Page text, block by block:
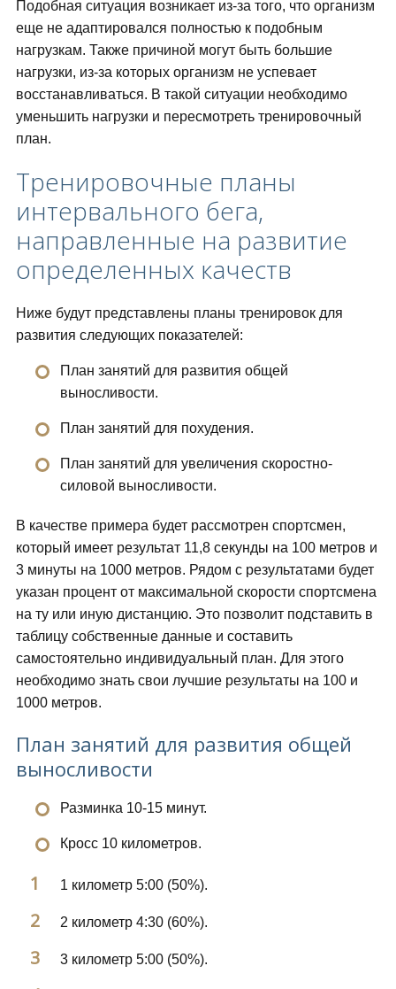
Подобная ситуация возникает из-за того, что организм
еще не адаптировался полностью к подобным
нагрузкам. Также причиной могут быть большие
нагрузки, из-за которых организм не успевает
восстанавливаться. В такой ситуации необходимо
уменьшить нагрузки и пересмотреть тренировочный
план.
Тренировочные планы
интервального бега,
направленные на развитие
определенных качеств
Ниже будут представлены планы тренировок для
развития следующих показателей:
План занятий для развития общей
выносливости.
План занятий для похудения.
План занятий для увеличения скоростно-
силовой выносливости.
В качестве примера будет рассмотрен спортсмен,
который имеет результат 11,8 секунды на 100 метров и
3 минуты на 1000 метров. Рядом с результатами будет
указан процент от максимальной скорости спортсмена
на ту или иную дистанцию. Это позволит подставить в
таблицу собственные данные и составить
самостоятельно индивидуальный план. Для этого
необходимо знать свои лучшие результаты на 100 и
1000 метров.
План занятий для развития общей
выносливости
Разминка 10-15 минут.
Кросс 10 километров.
1 километр 5:00 (50%).
2 километр 4:30 (60%).
3 километр 5:00 (50%).